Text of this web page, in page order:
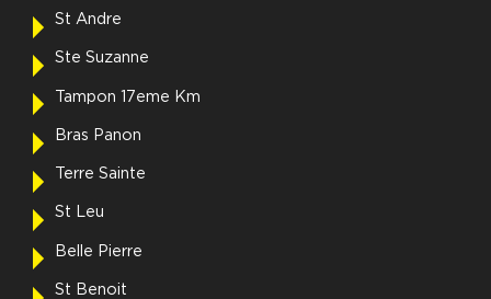
St Andre
Ste Suzanne
Tampon 17eme Km
Bras Panon
Terre Sainte
St Leu
Belle Pierre
St Benoit